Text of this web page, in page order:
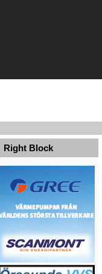
Right Block